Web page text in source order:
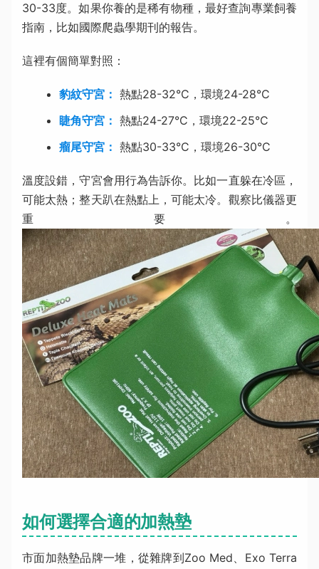
30-33度。如果你養的是稀有物種，最好查詢專業飼養
指南，比如國際爬蟲學期刊的報告。
這裡有個簡單對照：
豹紋守宮： 熱點28-32°C，環境24-28°C
睫角守宮： 熱點24-27°C，環境22-25°C
瘤尾守宮： 熱點30-33°C，環境26-30°C
溫度設錯，守宮會用行為告訴你。比如一直躲在冷區，
可能太熱；整天趴在熱點上，可能太冷。觀察比儀器更
重要。
如何選擇合適的加熱墊
市面加熱墊品牌一堆，從雜牌到Zoo Med、Exo Terra